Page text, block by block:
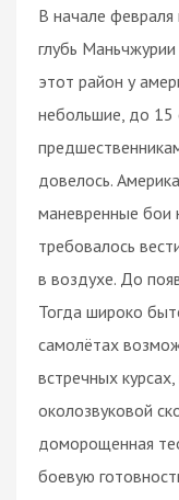
В начале февраля
глубь
этот район у
небольшие, до 15
довелось.
маневренные бои
требовалось
в воздухе. До
Тогда широко
самолётах
встречных
околозвуковой
доморощенная
боевую